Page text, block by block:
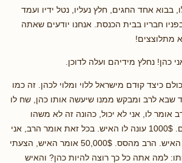
אחד החגים, חלץ נעליו, נטל ידיו ועמד
חבריו בבית הכנסת. אנחנו יודעים שאתה
מתלוצצים!
כהן! נחלץ מידיהם ועלה לדוכן.
כיצד קוּדם מישראל ללוי ומלוי לכהן. זה כמו
שבא לרב ומבקש ממנו שיעשה אותו כהן, שח לו
לו, אני לא יכול, כהונה זה לא משהו
שאפשר לעשות בתשלום. 1000$ עונה לו האיש. בכל זאת אומר הרב, אני
לא יכול. 10,000$ עונה האיש. הרב מהסס. 50,000$ אומר האיש, הצעתי
למה אתה כל כך רוצה להיות כהן? והאיש